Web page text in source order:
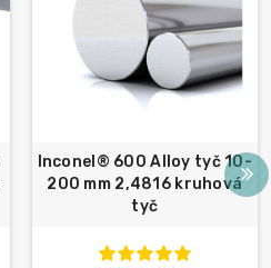
Inconel® 600 Alloy tyč 10-
200 mm 2,4816 kruhová
tyč